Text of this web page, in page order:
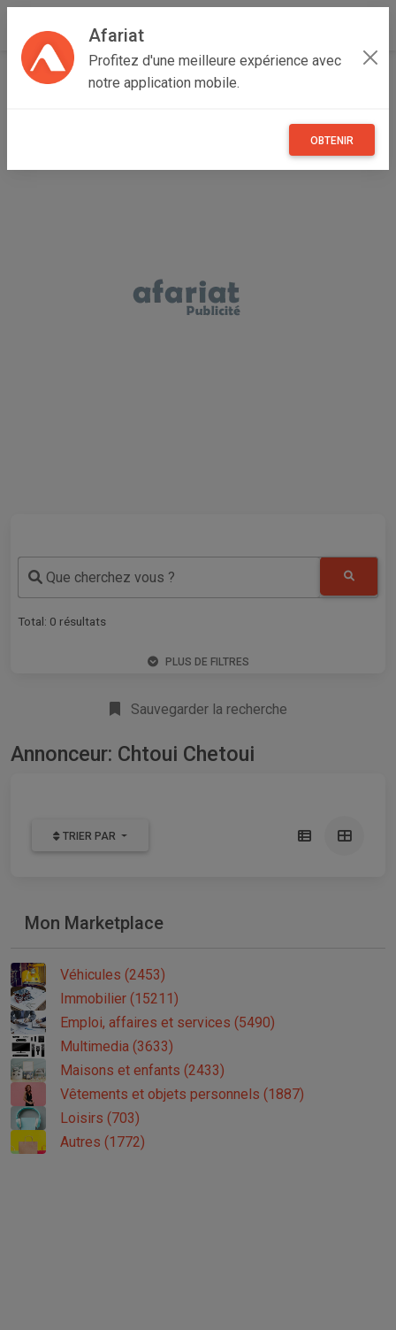
Afariat
Profitez d'une meilleure expérience avec
notre application mobile.
OBTENIR
Accueil Annonceur Chtoui Chetoui
Que cherchez vous ?
Total: 0 résultats
PLUS DE FILTRES
Sauvegarder la recherche
Annonceur: Chtoui Chetoui
TRIER PAR
Mon Marketplace
Véhicules (2453)
Immobilier (15211)
Emploi, affaires et services (5490)
Multimedia (3633)
Maisons et enfants (2433)
Vêtements et objets personnels (1887)
Loisirs (703)
Autres (1772)